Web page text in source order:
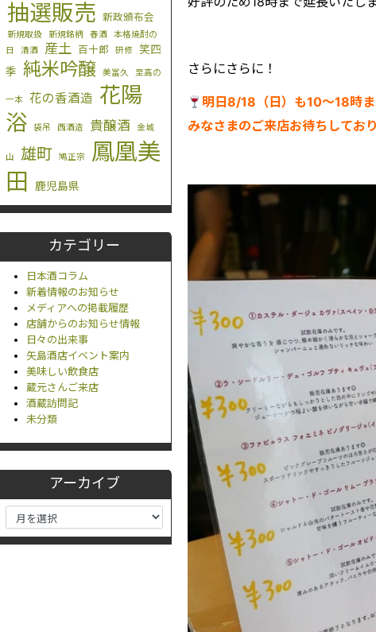
抽選販売 新政頒布会
新規取扱 新規銘柄 春酒
本格焼酎の
日
清酒 産土 百十郎 研修
笑四
季 純米吟醸 美冨久 至高の
一本 花の香酒造 花陽
浴
袋吊 西酒造 貴醸酒 金城
山 雄町 鳩正宗
鳳凰美
田
鹿児島県
カテゴリー
日本酒コラム
新着情報のお知らせ
メディアへの掲載履歴
店舗からのお知らせ情報
日々の出来事
矢島酒店イベント案内
美味しい飲食店
蔵元さんご来店
酒蔵訪問記
未分類
アーカイブ
さらにさらに！
明日8/18（日）も10～18時
みなさまのご来店お待ちしてお